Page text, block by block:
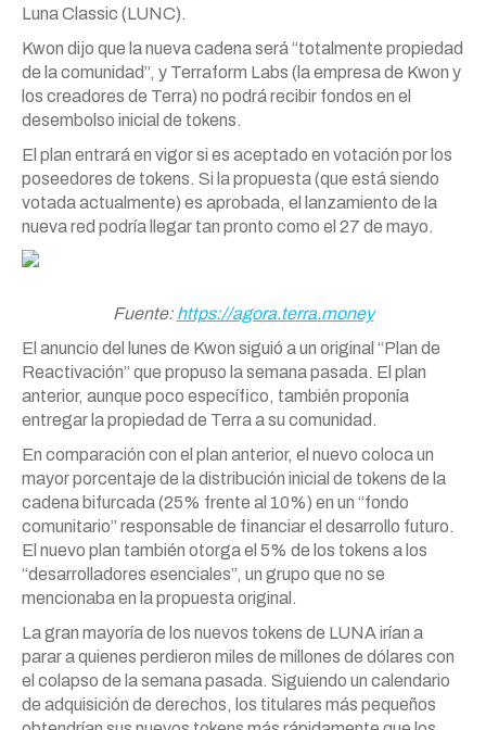
Luna Classic (LUNC).
Kwon dijo que la nueva cadena será “totalmente propiedad
de la comunidad”, y Terraform Labs (la empresa de Kwon y
los creadores de Terra) no podrá recibir fondos en el
desembolso inicial de tokens.
El plan entrará en vigor si es aceptado en votación por los
poseedores de tokens. Si la propuesta (que está siendo
votada actualmente) es aprobada, el lanzamiento de la
nueva red podría llegar tan pronto como el 27 de mayo.
Fuente: https://agora.terra.money
El anuncio del lunes de Kwon siguió a un original “Plan de
Reactivación” que propuso la semana pasada. El plan
anterior, aunque poco específico, también proponía
entregar la propiedad de Terra a su comunidad.
En comparación con el plan anterior, el nuevo coloca un
mayor porcentaje de la distribución inicial de tokens de la
cadena bifurcada (25% frente al 10%) en un “fondo
comunitario” responsable de financiar el desarrollo futuro.
El nuevo plan también otorga el 5% de los tokens a los
“desarrolladores esenciales”, un grupo que no se
mencionaba en la propuesta original.
La gran mayoría de los nuevos tokens de LUNA irían a
parar a quienes perdieron miles de millones de dólares con
el colapso de la semana pasada. Siguiendo un calendario
de adquisición de derechos, los titulares más pequeños